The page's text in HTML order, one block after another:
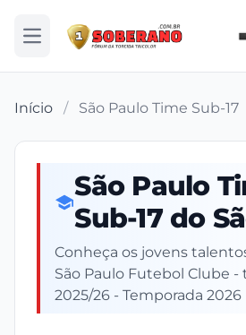
Abrir menu
Início / São Paulo Time Sub-17
São Paulo
Sub-17 do
Conheça os jovens
São Paulo Futebol Clube -
2025/26 - Temporada 2026